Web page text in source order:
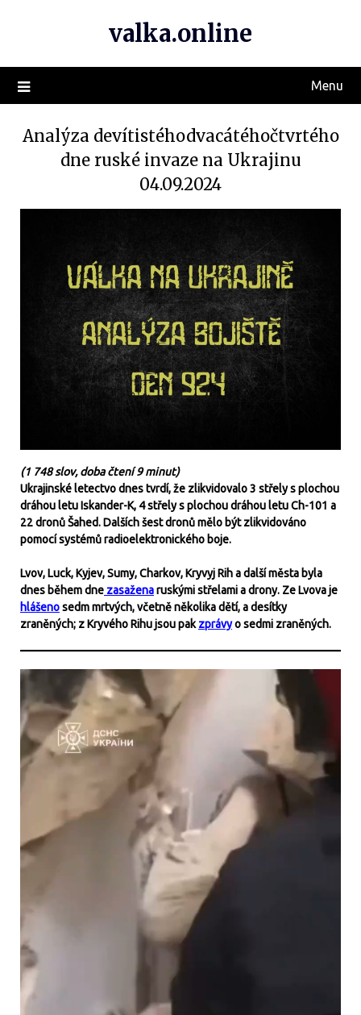
valka.online
Menu
Analýza devítistéhodvacátéhočtvrtého
dne ruské invaze na Ukrajinu
04.09.2024
(1 748 slov, doba čtení 9 minut)
Ukrajinské letectvo dnes tvrdí, že zlikvidovalo 3 střely s plochou
dráhou letu Iskander-K, 4 střely s plochou dráhou letu Ch-101 a
22 dronů Šahed. Dalších šest dronů mělo být zlikvidováno
pomocí systémů radioelektronického boje.
Lvov, Luck, Kyjev, Sumy, Charkov, Kryvyj Rih a další města byla
dnes během dne zasaženaruskými střelami a drony. Ze Lvova je
hlášenosedm mrtvých, včetně několika dětí, a desítky
zraněných; z Kryvého Rihu jsou pak zprávyo sedmi zraněných.